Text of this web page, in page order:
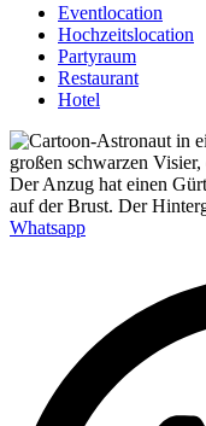
Eventlocation
Hochzeitslocation
Partyraum
Restaurant
Hotel
Whatsapp